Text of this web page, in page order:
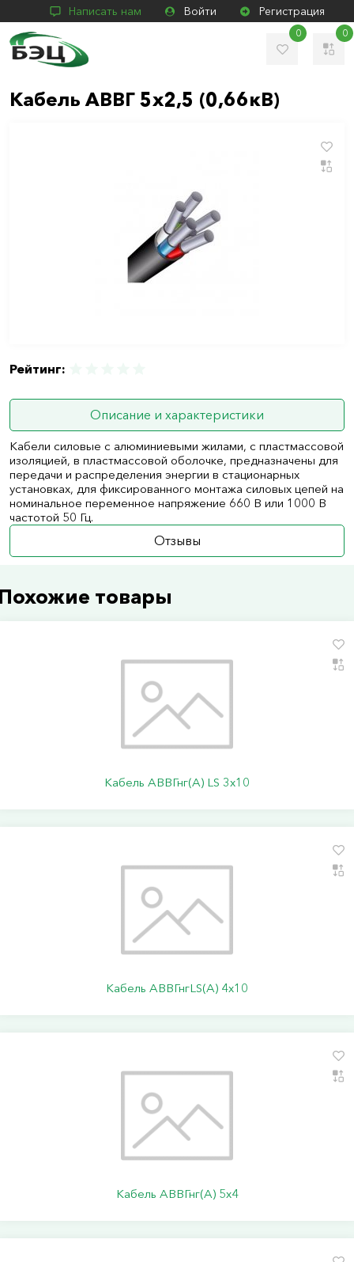
Написать нам Войти Регистрация
0 0
Кабель АВВГ 5х2,5 (0,66кВ)
Рейтинг:
Описание и характеристики
Кабели силовые с алюминиевыми жилами, с пластмассовой
изоляцией, в пластмассовой оболочке, предназначены для
передачи и распределения энергии в стационарных
установках, для фиксированного монтажа силовых цепей на
номинальное переменное напряжение 660 В или 1000 В
частотой 50 Гц.
Отзывы
товары
Кабель АВВГнг(А) LS 3х10
Кабель АВВГнгLS(А) 4х10
Кабель АВВГнг(А) 5х4